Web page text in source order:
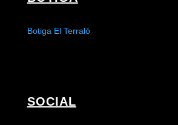
Botiga El Terraló
SOCIAL